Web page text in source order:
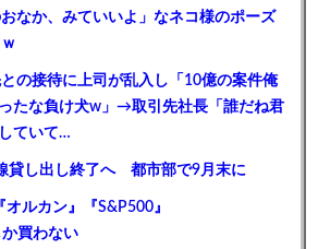
なか、みていいよ」なネコ様のポーズ
との接待に上司が乱入し「10億の案件俺
たな負け犬w」→取引先社長「誰だね君
ていて…
貸し出し終了へ 都市部で9月末に
オルカン』『S&P500』
か買わない